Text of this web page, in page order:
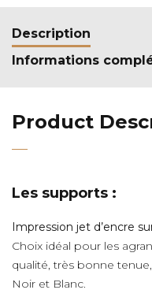
Description
Informations
Product
Les supports :
Impression jet d’encre
Choix idéal pour les
qualité, très bonne
Noir et Blanc.